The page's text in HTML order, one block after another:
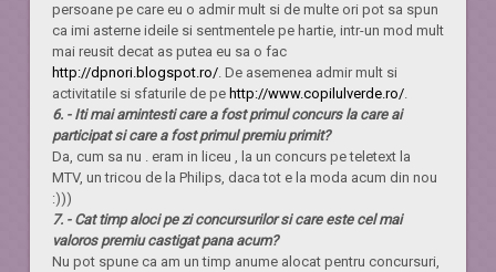
persoane pe care eu o admir mult si de multe ori pot sa spun
ca imi asterne ideile si sentmentele pe hartie, intr-un mod mult
mai reusit decat as putea eu sa o fac
http://dpnori.blogspot.ro/. De asemenea admir mult si
activitatile si sfaturile de pe http://www.copilulverde.ro/.
6. - Iti mai amintesti care a fost primul concurs la care ai
participat si care a fost primul premiu primit?
Da, cum sa nu . eram in liceu , la un concurs pe teletext la
MTV, un tricou de la Philips, daca tot e la moda acum din nou
:)))
7. - Cat timp aloci pe zi concursurilor si care este cel mai
valoros premiu castigat pana acum?
Nu pot spune ca am un timp anume alocat pentru concursuri,